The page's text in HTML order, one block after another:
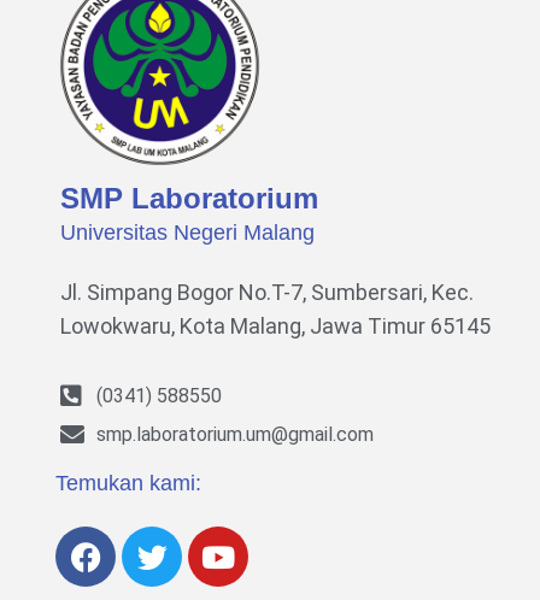
SMP Laboratorium
Universitas Negeri Malang
Jl. Simpang Bogor No.T-7, Sumbersari, Kec.
Lowokwaru, Kota Malang, Jawa Timur 65145
(0341) 588550
smp.laboratorium.um@gmail.com
Temukan kami: